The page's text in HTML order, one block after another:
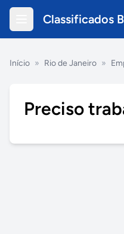
Classificados
Início » Rio de Janeiro »
Preciso